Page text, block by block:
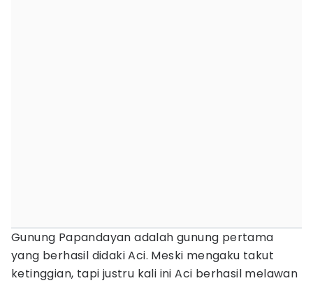
Gunung Papandayan adalah gunung pertama
yang berhasil didaki Aci. Meski mengaku takut
ketinggian, tapi justru kali ini Aci berhasil melawan